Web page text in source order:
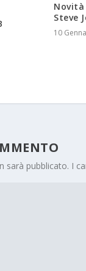
Novità
Steve
10
sarà pubblicato. I